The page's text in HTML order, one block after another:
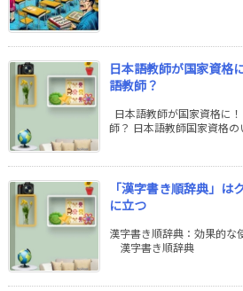
日本語教師が国家資格
語教師？
日本語教師が国家資格に
師？ 日本語教師国家資格の
「漢字書き順辞典」
に立つ
漢字書き順辞典：効果的な
漢字書き順辞典